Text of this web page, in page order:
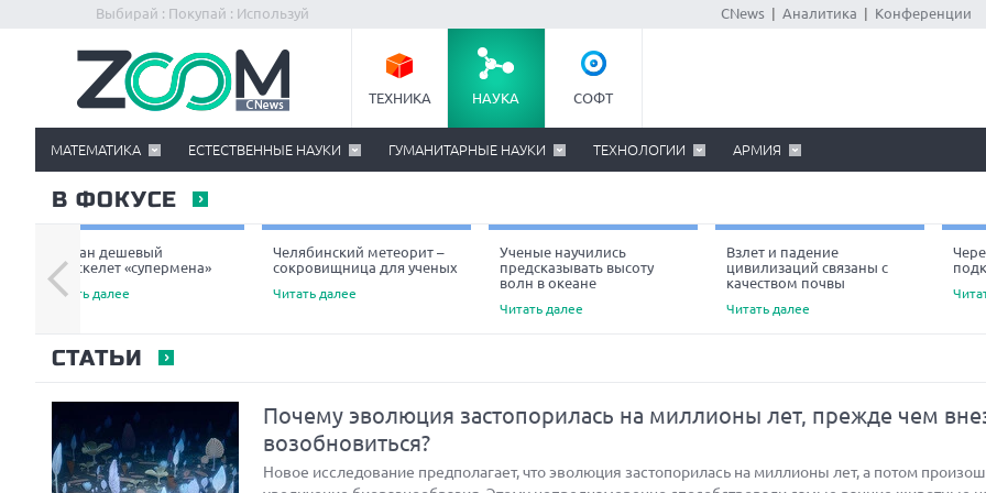
Выбирай : Покупай : Используй CNews Аналитика Конференции
ТЕХНИКА НАУКА СОФТ
МАТЕМАТИКА ЕСТЕСТВЕННЫЕ НАУКИ ГУМАНИТАРНЫЕ НАУКИ ТЕХНОЛОГИИ АРМИЯ
В ФОКУСЕ
Создан дешевый
экзоскелет «супермена»
Читать далее
Челябинский метеорит –
сокровищница для ученых
Читать далее
Ученые научились
предсказывать высоту
волн в океане
Читать далее
Взлет и падение
цивилизаций связаны с
качеством почвы
Читать далее
СТАТЬИ
Почему эволюция застопорилась на миллионы лет, прежде чем
возобновиться?
Новое исследование предполагает, что эволюция застопорилась на миллионы лет, а потом